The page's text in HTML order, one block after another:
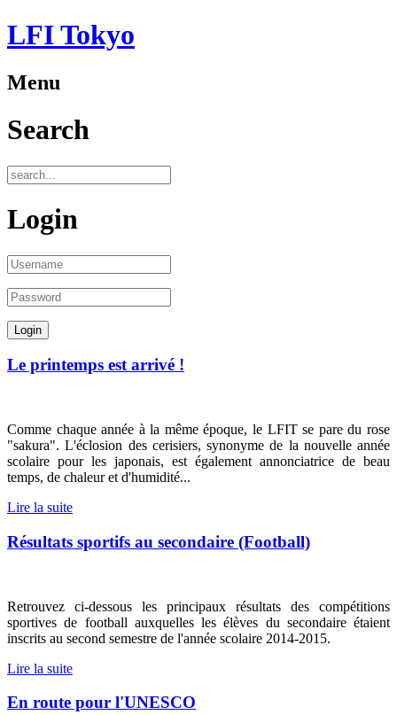
LFI Tokyo
Menu
Search
Login
Le printemps est arrivé !
Comme chaque année à la même époque, le LFIT se pare du rose
"sakura". L'éclosion des cerisiers, synonyme de la nouvelle année
scolaire pour les japonais, est également annonciatrice de beau
temps, de chaleur et d'humidité...
Lire la suite
Résultats sportifs au secondaire (Football)
Retrouvez ci-dessous les principaux résultats des compétitions
sportives de football auxquelles les élèves du secondaire étaient
inscrits au second semestre de l'année scolaire 2014-2015.
Lire la suite
En route pour l'UNESCO